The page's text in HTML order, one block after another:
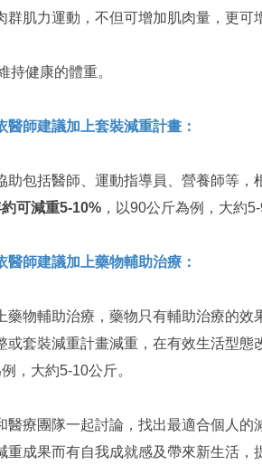
肌力運動，不但可增加肌肉量，更可
持健康的體重。
師建議加上套裝減重計畫：
包括醫師、運動指導員、營養師等，
可減重5-10%，以90公斤為例，大約5-
師建議加上藥物輔助治療：
物輔助治療，藥物只有輔助治療的效
或套裝減重計畫減重，在有效生活型
，大約5-10公斤。
醫療團隊一起討論，找出最適合個人
成果而有自我成就感及帶來新生活，